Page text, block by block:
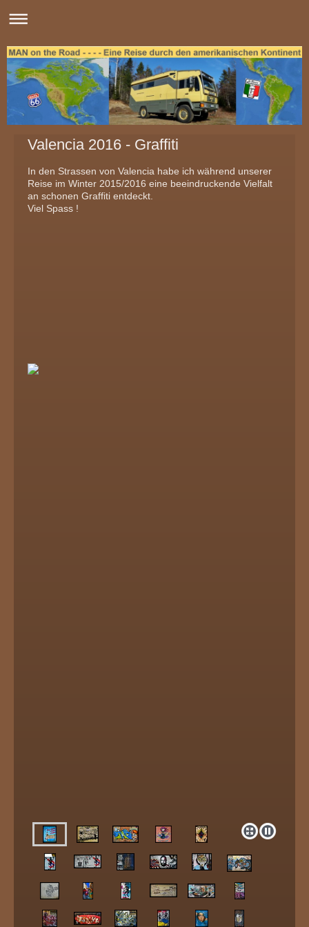
Valencia 2016 - Graffiti
In den Strassen von Valencia habe ich während unserer
Reise im Winter 2015/2016 eine beeindruckende Vielfalt
an schonen Graffiti entdeckt.
Viel Spass !